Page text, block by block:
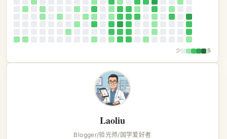
少 多
Laoliu
Blogger/验光师/国学爱好者